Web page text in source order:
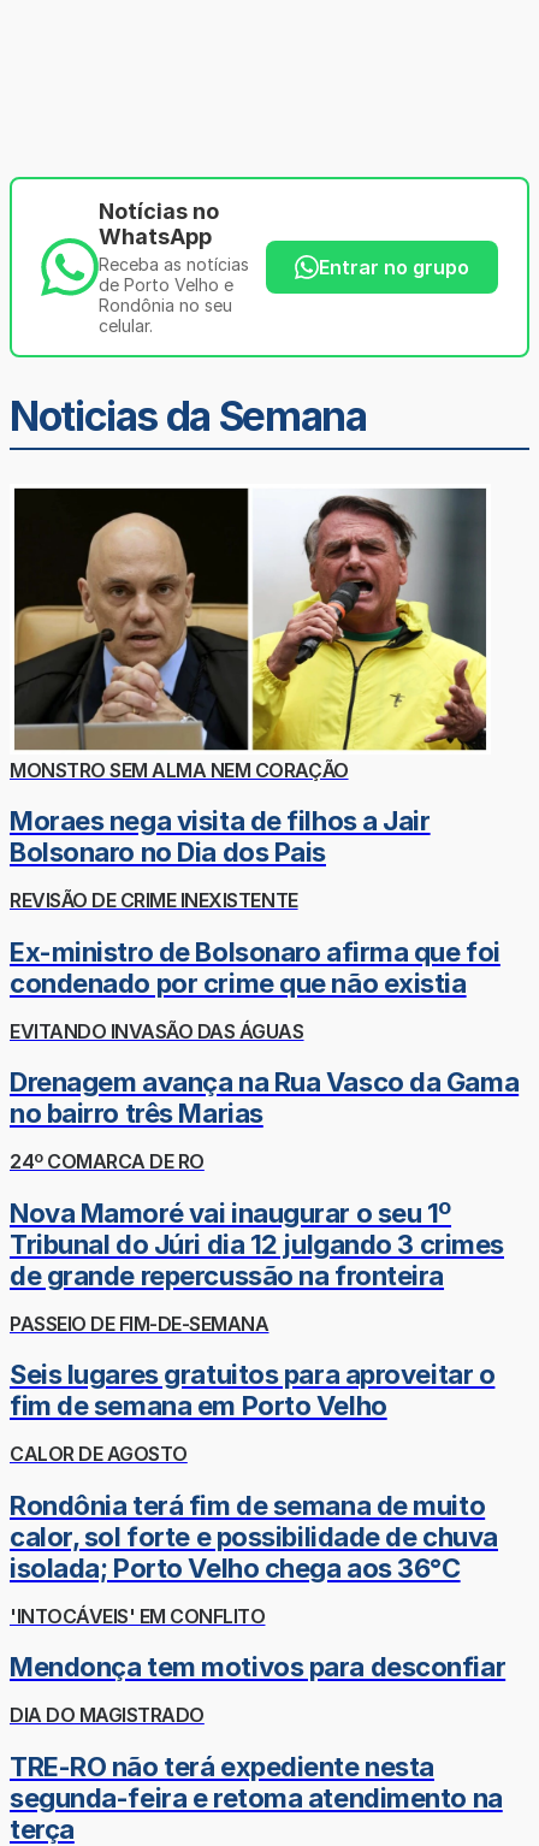
Notícias no
WhatsApp
Receba as notícias
de Porto Velho e
Rondônia no seu
celular.
Entrar no grupo
Noticias da Semana
MONSTRO SEM ALMA NEM CORAÇÃO
Moraes nega visita de filhos a Jair
Bolsonaro no Dia dos Pais
REVISÃO DE CRIME INEXISTENTE
Ex-ministro de Bolsonaro afirma que foi
condenado por crime que não existia
EVITANDO INVASÃO DAS ÁGUAS
Drenagem avança na Rua Vasco da Gama
no bairro três Marias
24º COMARCA DE RO
Nova Mamoré vai inaugurar o seu 1º
Tribunal do Júri dia 12 julgando 3 crimes
de grande repercussão na fronteira
PASSEIO DE FIM-DE-SEMANA
Seis lugares gratuitos para aproveitar o
fim de semana em Porto Velho
CALOR DE AGOSTO
Rondônia terá fim de semana de muito
calor, sol forte e possibilidade de chuva
isolada; Porto Velho chega aos 36°C
'INTOCÁVEIS' EM CONFLITO
Mendonça tem motivos para desconfiar
DIA DO MAGISTRADO
TRE-RO não terá expediente nesta
segunda-feira e retoma atendimento na
terça